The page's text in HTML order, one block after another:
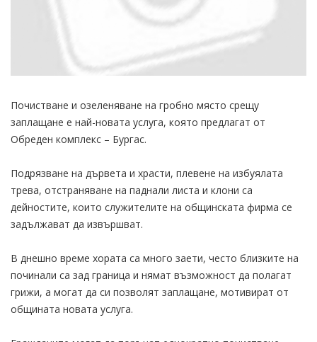
Почистване и озеленяване на гробно място срещу
заплащане е най-новата услуга, която предлагат от
Обреден комплекс – Бургас.
Подрязване на дървета и храсти, плевене на избуялата
трева, отстраняване на паднали листа и клони са
дейностите, които служителите на общинската фирма се
задължават да извършват.
В днешно време хората са много заети, често близките на
починали са зад граница и нямат възможност да полагат
грижи, а могат да си позволят заплащане, мотивират от
общината новата услуга.